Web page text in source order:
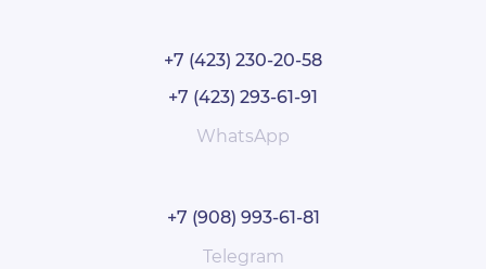
+7 (423) 230-20-58
+7 (423) 293-61-91
WhatsApp
+7 (908) 993-61-81
Telegram